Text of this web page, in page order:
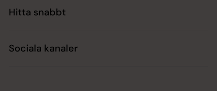
Hitta snabbt
Sociala kanaler